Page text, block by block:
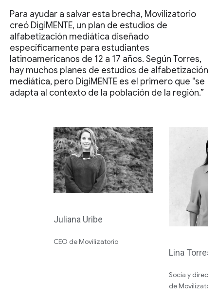
Para ayudar a salvar esta brecha, Movilizatorio
creó DigiMENTE, un plan de estudios de
alfabetización mediática diseñado
específicamente para estudiantes
latinoamericanos de 12 a 17 años. Según Torres,
hay muchos planes de estudios de alfabetización
mediática, pero DigiMENTE es el primero que "se
adapta al contexto de la población de la región.”
Juliana Uribe
CEO de Movilizatorio
Lina Torres
Socia y
de Movilizatorio